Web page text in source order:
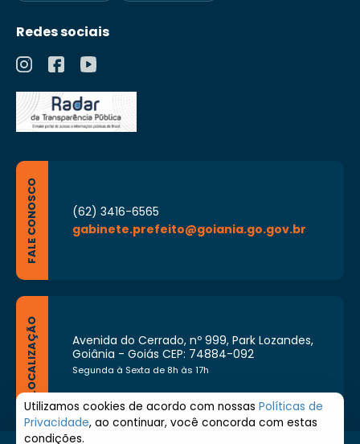
Redes sociais
FALE CONOSCO
(62) 3416-6565
gabinete.prefeito@goiania.go.gov.br
LOCALIZAÇÃO
Avenida do Cerrado, nº 999, Park Lozandes,
Goiânia - Goiás CEP: 74884-092
Segunda à Sexta de 8h às 17h
Utilizamos cookies de acordo com nossas Políticas de
Privacidade, ao continuar, você concorda com estas
condições.